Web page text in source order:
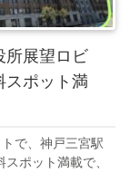
所展望ロビ
スポット満
で、神戸三宮駅
ポット満載で、